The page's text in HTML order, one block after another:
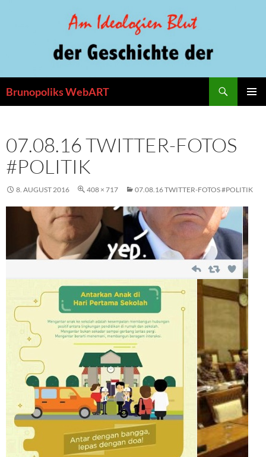
Brunopoliks WebART
07.08.16 TWITTER-FOTOS
#POLITIK
8. AUGUST 2016 408 × 717 07.08.16 TWITTER-FOTOS #POLITIK